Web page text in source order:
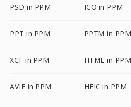
PSD in PPM ICO in PPM
PPT in PPM PPTM in PPM
XCF in PPM HTML in PPM
AVIF in PPM HEIC in PPM